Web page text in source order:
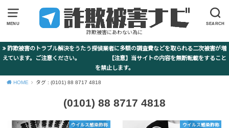
MENU SEARCH
詐欺被害にあわない為に
詐欺被害のトラブル解決をうたう探偵業者に多額の調査費などを取られる二次被害が増
えています。ご注意ください。 【注意】当サイトの内容を無断転載をすること
を禁止します。
HOME タグ : (0101) 88 8717 4818
(0101) 88 8717 4818
ウイルス感染詐称 ウイルス感染詐称